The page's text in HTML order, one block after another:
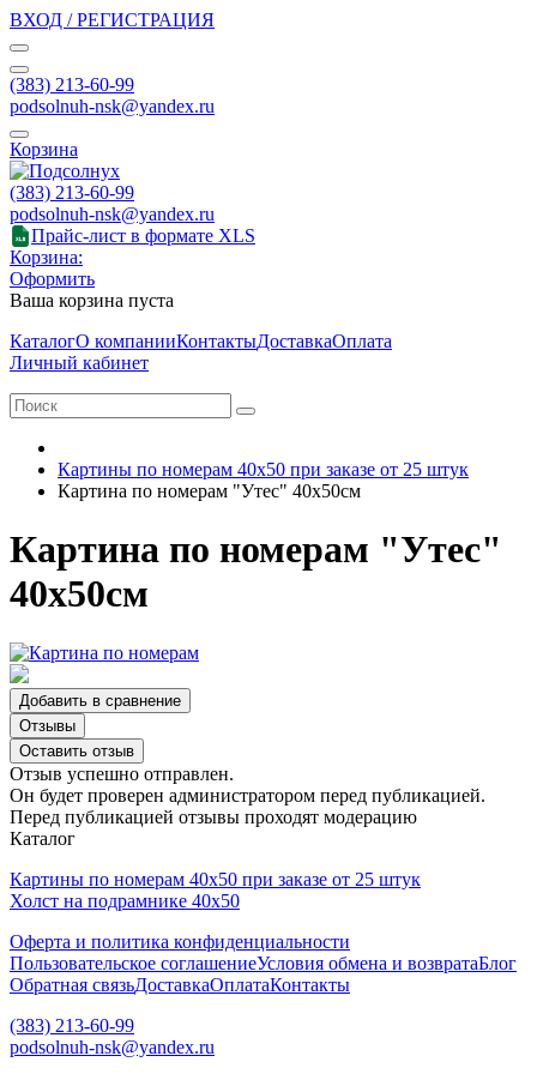
ВХОД / РЕГИСТРАЦИЯ
(383) 213-60-99
podsolnuh-nsk@yandex.ru
Корзина
(383) 213-60-99
podsolnuh-nsk@yandex.ru
Прайс-лист в формате XLS
Корзина:
Оформить
Ваша корзина пуста
КаталогО компанииКонтактыДоставкаОплата
Личный кабинет
Картины по номерам 40х50 при заказе от 25 штук
Картина по номерам "Утес" 40х50см
Картина по номерам "Утес"
40х50см
Добавить в сравнение
Отзывы
Оставить отзыв
Отзыв успешно отправлен.
Он будет проверен администратором перед публикацией.
Перед публикацией отзывы проходят модерацию
Каталог
Картины по номерам 40х50 при заказе от 25 штук
Холст на подрамнике 40х50
Оферта и политика конфиденциальности
Пользовательское соглашениеУсловия обмена и возвратаБлог
Обратная связьДоставкаОплатаКонтакты
(383) 213-60-99
podsolnuh-nsk@yandex.ru